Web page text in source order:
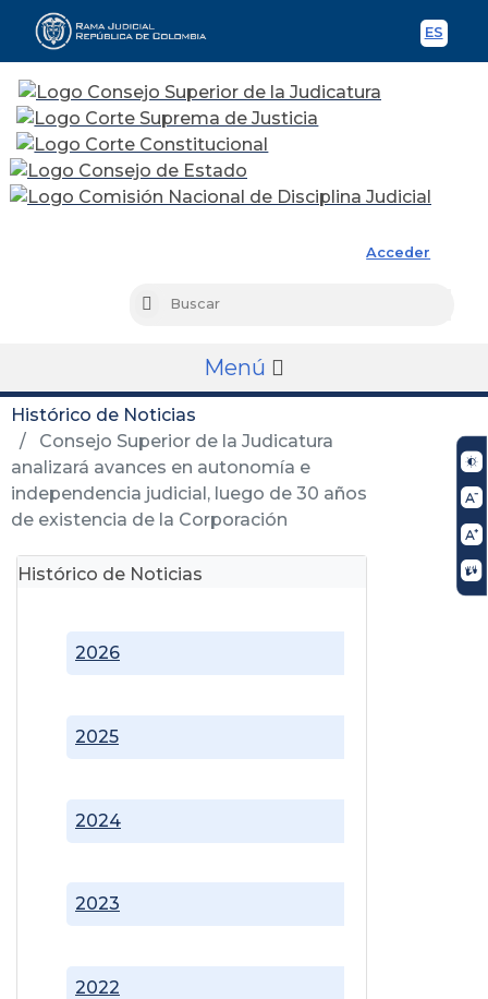
ES
Acceder
Buscar
Menú
Histórico de Noticias
Consejo Superior de la Judicatura
analizará avances en autonomía e
independencia judicial, luego de 30 años
de existencia de la Corporación
Histórico de Noticias
2022
2023
2024
2025
2026